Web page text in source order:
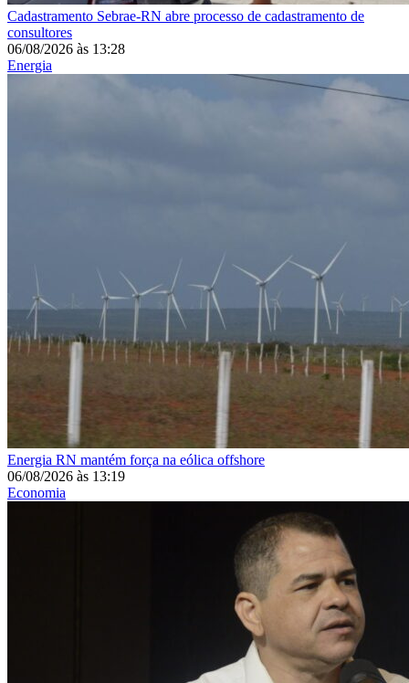
Cadastramento Sebrae-RN abre processo de cadastramento de
consultores
06/08/2026 às 13:28
Energia
Energia RN mantém força na eólica offshore
06/08/2026 às 13:19
Economia